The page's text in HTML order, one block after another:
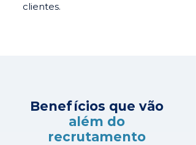
clientes.
Benefícios que vão
além do
recrutamento